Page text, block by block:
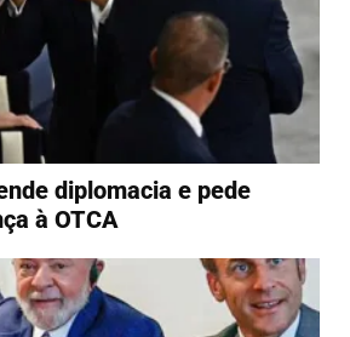
diplomacia e pede
à OTCA